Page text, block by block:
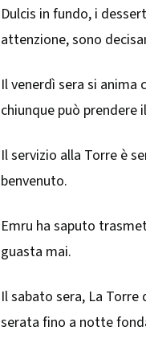
Dulcis in fundo, i
attenzione, sono
Il venerdì sera si anima
chiunque può prendere
Il servizio alla Torre è
benvenuto.
Emru ha saputo
guasta mai.
Il sabato sera, La
serata fino a notte